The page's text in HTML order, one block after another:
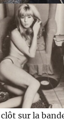
sur la